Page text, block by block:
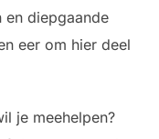
en diepgaande
eer om hier deel
je meehelpen?